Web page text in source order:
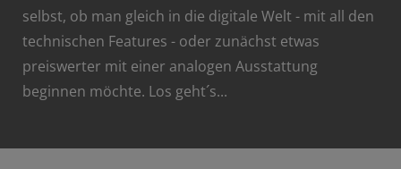
selbst, ob man gleich in die digitale Welt - mit all den
technischen Features - oder zunächst etwas
preiswerter mit einer analogen Ausstattung
beginnen möchte. Los geht´s...